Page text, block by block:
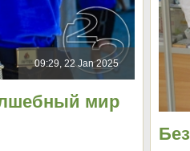
09:29, 22 Jan 2025
мир